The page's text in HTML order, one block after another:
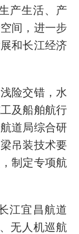
产生活、产
间，进一步
和长江经济
险交错，水
及船舶航行
道局综合研
吊装技术要
制定专项航
江宜昌航道
无人机巡航